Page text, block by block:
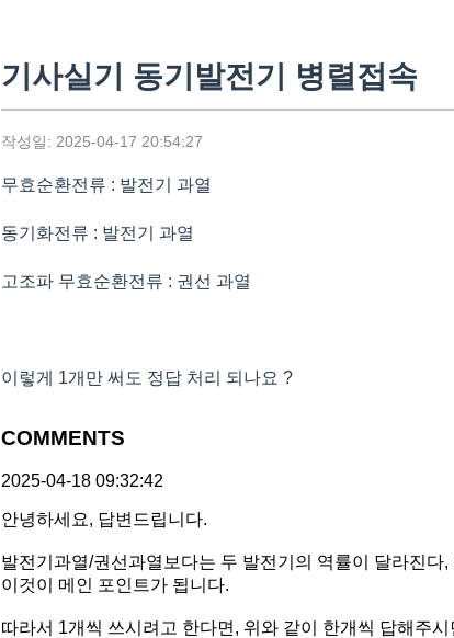
기사실기 동기발전기 병렬접속
작성일: 2025-04-17 20:54:27
무효순환전류 : 발전기 과열
동기화전류 : 발전기 과열
고조파 무효순환전류 : 권선 과열
이렇게 1개만 써도 정답 처리 되나요 ?
COMMENTS
2025-04-18 09:32:42
안녕하세요, 답변드립니다.
발전기과열/권선과열보다는 두 발전기의 역률이 달라진
이것이 메인 포인트가 됩니다.
따라서 1개씩 쓰시려고 한다면, 위와 같이 한개씩 답해주시